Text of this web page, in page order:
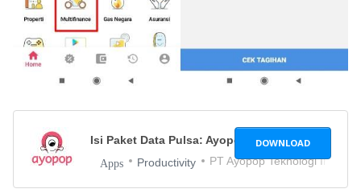
Isi Paket Data Pulsa: Ayopop 4.6.2
Apps Productivity PT Ayopop Teknologi
DOWNLOAD